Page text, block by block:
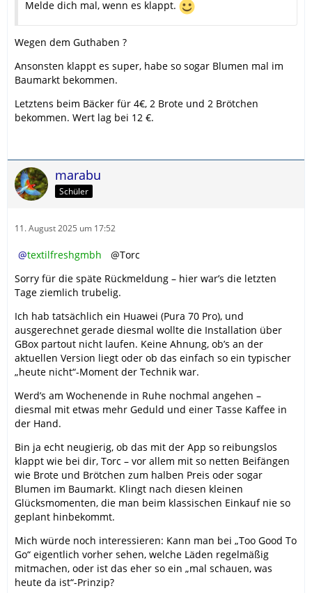
Melde dich mal, wenn es klappt.
Wegen dem Guthaben ?
Ansonsten klappt es super, habe so sogar Blumen mal im
Baumarkt bekommen.
Letztens beim Bäcker für 4€, 2 Brote und 2 Brötchen
bekommen. Wert lag bei 12 €.
marabu
Schüler
11. August 2025 um 17:52
textilfreshgmbh
@Torc
Sorry für die späte Rückmeldung – hier war’s die letzten
Tage ziemlich trubelig.
Ich hab tatsächlich ein Huawei (Pura 70 Pro), und
ausgerechnet gerade diesmal wollte die Installation über
GBox partout nicht laufen. Keine Ahnung, ob’s an der
aktuellen Version liegt oder ob das einfach so ein typischer
„heute nicht“-Moment der Technik war.
Werd’s am Wochenende in Ruhe nochmal angehen –
diesmal mit etwas mehr Geduld und einer Tasse Kaffee in
der Hand.
Bin ja echt neugierig, ob das mit der App so reibungslos
klappt wie bei dir, Torc – vor allem mit so netten Beifängen
wie Brote und Brötchen zum halben Preis oder sogar
Blumen im Baumarkt. Klingt nach diesen kleinen
Glücksmomenten, die man beim klassischen Einkauf nie so
geplant hinbekommt.
Mich würde noch interessieren: Kann man bei „Too Good To
Go“ eigentlich vorher sehen, welche Läden regelmäßig
mitmachen, oder ist das eher so ein „mal schauen, was
heute da ist“-Prinzip?